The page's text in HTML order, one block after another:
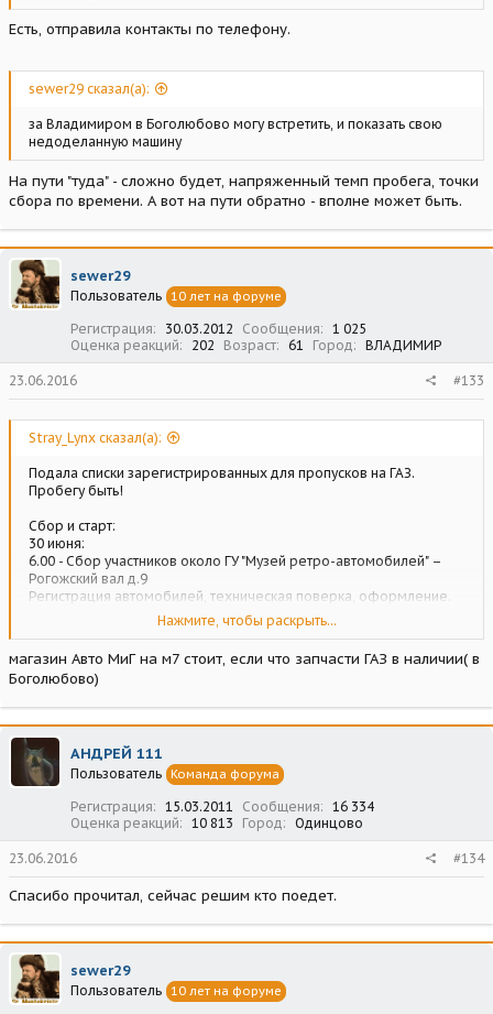
Есть, отправила контакты по телефону.
sewer29 сказал(а):
за Владимиром в Боголюбово могу встретить, и показать свою
недоделанную машину
На пути "туда" - сложно будет, напряженный темп пробега, точки
сбора по времени. А вот на пути обратно - вполне может быть.
sewer29
Пользователь 10 лет на форуме
Регистрация 30.03.2012 Сообщения
1 025
Оценка реакций
202 Возраст 61 Город ВЛАДИМИР
23.06.2016 #133
Stray_Lynx сказал(а):
Подала списки зарегистрированных для пропусков на ГАЗ.
Пробегу быть!
Сбор и старт:
30 июня:
6.00 - Сбор участников около ГУ "Музей ретро-автомобилей" –
Рогожский вал д.9
Регистрация автомобилей, техническая поверка, оформление.
6.30 - Построение колонны
7.00 - Старт колонны Побед от ГУ "Музей ретро-автомобилей"
Денис, Володя, когда вы будете в Москве? Посмотрите тему про
Есть, отправила контакты по телефону.
На пути "туда" - сложно будет, напряженный темп пробега, точки
сбора по времени. А вот на пути обратно - вполне может быть.
Нажмите, чтобы раскрыть...
магазин Авто МиГ на м7 стоит, если что запчасти ГАЗ в наличии( в
Боголюбово)
АНДРЕЙ 111
Пользователь Команда форума
Регистрация 15.03.2011 Сообщения
16 334
Оценка реакций
10 813 Город Одинцово
23.06.2016 #134
Спасибо прочитал, сейчас решим кто поедет.
sewer29
Пользователь 10 лет на форуме